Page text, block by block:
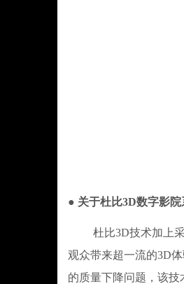
● 关于杜比3D数字影院
杜比3D技术加上采
观众带来超一流的3D
的质量下降问题，该